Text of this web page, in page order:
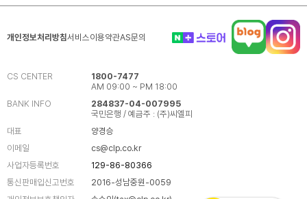
개인정보처리방침서비스이용약관AS문의
CS CENTER
1800-7477
AM 09:00 ~ PM 18:00
BANK INFO
284837-04-007995
국민은행 / 예금주 : (주)씨엘피
대표
양경승
이메일
cs@clp.co.kr
사업자등록번호
129-86-80366
통신판매입신고번호
2016-성남중원-0059